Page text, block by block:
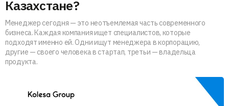
Казахстане?
Менеджер сегодня — это неотъемлемая часть современного
бизнеса. Каждая компания ищет специалистов, которые
подходят именно ей. Одни ищут менеджера в корпорацию,
другие — своего человека в стартап, третьи — владельца
продукта.